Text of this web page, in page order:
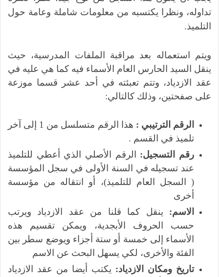
تداوله، ونظرا يكتسبه من معلومات شاملة وعامة حول
التلميذ.
ويتم استعماله بعد مراقبة الملفات المدرسية، حيث
ينقل السيد الحارس العام الأسماء فيه كما هي عليه في
عقد الازدياد، وتتم تعبئته في أحد عشر قسما موزعة
على صفحتين، وذلك كالتالي:
الرقم الترتيبي :
هذا الرقم متسلسل من 1 إلى آخر
تلميذ في القسم .
رقم التسجيل: الرقم الأصلي الذي أعطي للتلميذ
عند تسجيله في السنة الأولى في سجل المؤسسة
( السجل العام للتلميذ)، أو انتقاله من مؤسسة
أخرى
الاسم: ينقل كما قلنا من عقد الازدياد ويرتب
حسب الحروف الأبجدية، ويمكن تقسيم هذه
الأسماء إلى خمسة أو ستة أجزاء ويوضع سطر بين
الفئة والأخرى، لكي يسهل البحث عن الاسم
تاريخ ومكان الازدياد: يكتب أيضا من عقد الازدياد